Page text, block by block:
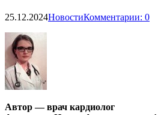
25.12.2024НовостиКомментарии: 0
Автор — врач кардиолог